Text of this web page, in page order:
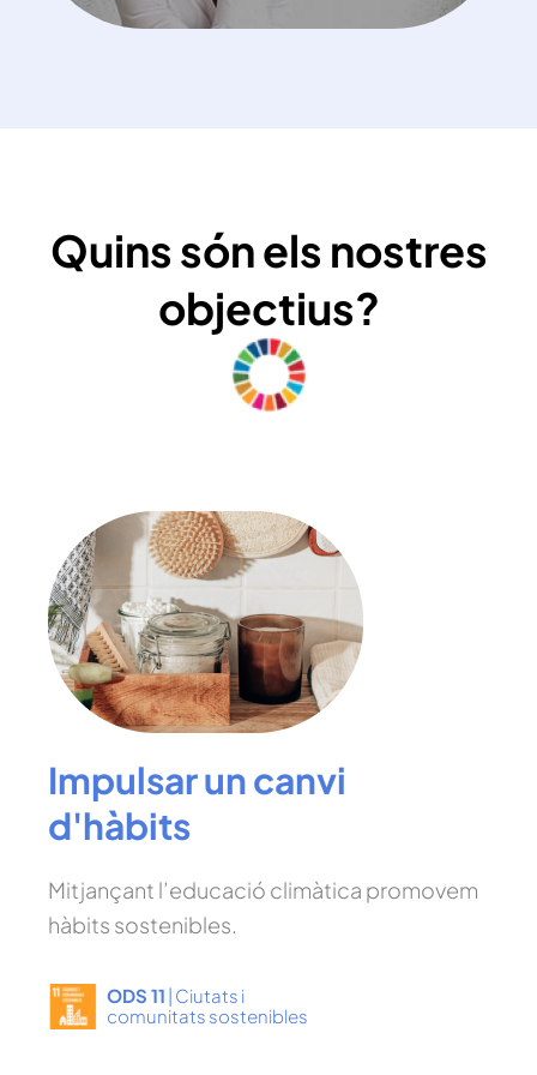
Quins són els nostres
objectius?
Impulsar un canvi
d'hàbits
Mitjançant l’educació climàtica promovem
hàbits sostenibles.
ODS 11 | Ciutats i
comunitats sostenibles